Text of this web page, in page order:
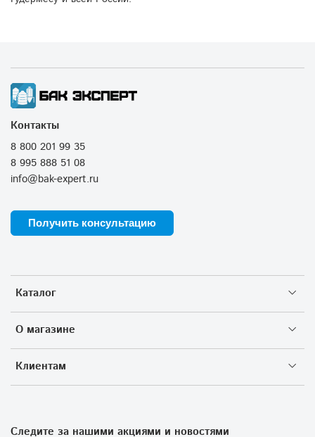
Каталог
О магазине
Клиентам
Контакты
8 800 201 99 35
8 995 888 51 08
info@bak-expert.ru
Получить консультацию
Следите за нашими акциями и новостями